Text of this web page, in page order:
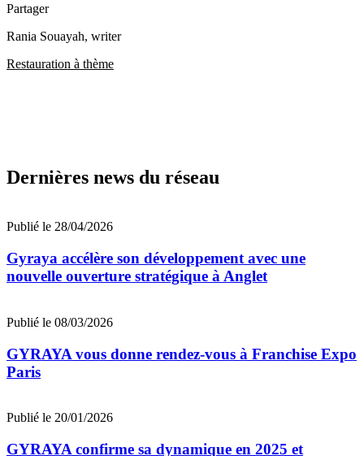
Partager
Rania Souayah, writer
Restauration à thème
Dernières news du réseau
Publié le 28/04/2026
Gyraya accélère son développement avec une
nouvelle ouverture stratégique à Anglet
Publié le 08/03/2026
GYRAYA vous donne rendez-vous à Franchise Expo
Paris
Publié le 20/01/2026
GYRAYA confirme sa dynamique en 2025 et